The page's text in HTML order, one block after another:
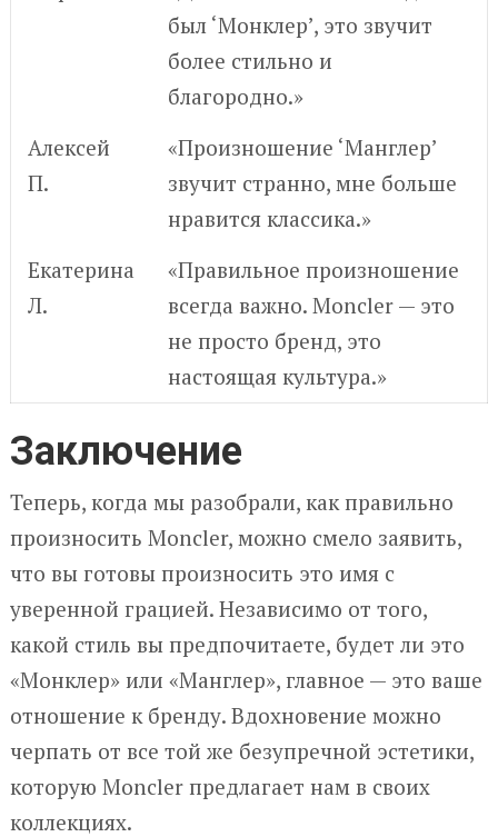
был ‘Монклер’, это звучит
более стильно и
благородно.»
Алексей
П.
«Произношение ‘Манглер’
звучит странно, мне больше
нравится классика.»
Екатерина
Л.
«Правильное произношение
всегда важно. Moncler — это
не просто бренд, это
настоящая культура.»
Заключение
Теперь, когда мы разобрали, как правильно
произносить Moncler, можно смело заявить,
что вы готовы произносить это имя с
уверенной грацией. Независимо от того,
какой стиль вы предпочитаете, будет ли это
«Монклер» или «Манглер», главное — это ваше
отношение к бренду. Вдохновение можно
черпать от все той же безупречной эстетики,
которую Moncler предлагает нам в своих
коллекциях.